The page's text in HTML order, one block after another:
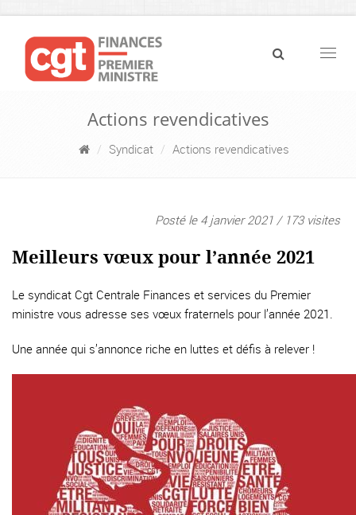
Actions revendicatives
Syndicat Actions revendicatives
Posté le 4 janvier 2021 / 173 visites
Meilleurs vœux pour l’année 2021
Le syndicat Cgt Centrale Finances et services du Premier
ministre vous adresse ses vœux fraternels pour l’année 2021.
Une année qui s’annonce riche en luttes et défis à relever !